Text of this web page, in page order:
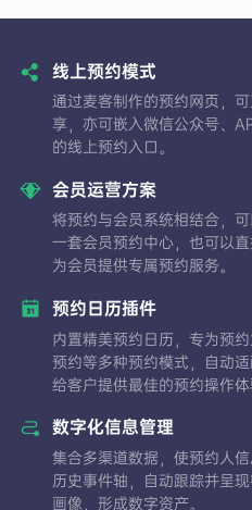
线上预约模式
通过麦客制作的预约网页，
享，亦可嵌入微信公众号、
的线上预约入口。
会员运营方案
将预约与会员系统相结合，
一套会员预约中心，也可以
为会员提供专属预约服务。
预约日历插件
内置精美预约日历，专为预
预约等多种预约模式，自动
给客户提供最佳的预约操作体
数字化信息管理
集合多渠道数据，使预约人
历史事件轴，自动跟踪并呈
画像，形成数字资产。